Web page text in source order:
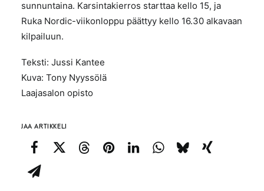
sunnuntaina. Karsintakierros starttaa kello 15, ja
Ruka Nordic-viikonloppu päättyy kello 16.30 alkavaan
kilpailuun.
Teksti: Jussi Kantee
Kuva: Tony Nyyssölä
Laajasalon opisto
JAA ARTIKKELI